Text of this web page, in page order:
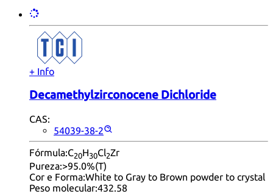
+ Info
Decamethylzirconocene Dichloride
CAS:
54039-38-2
Fórmula:C20H30Cl2Zr
Pureza:>95.0%(T)
Cor e Forma:White to Gray to Brown powder to crystal
Peso molecular:432.58